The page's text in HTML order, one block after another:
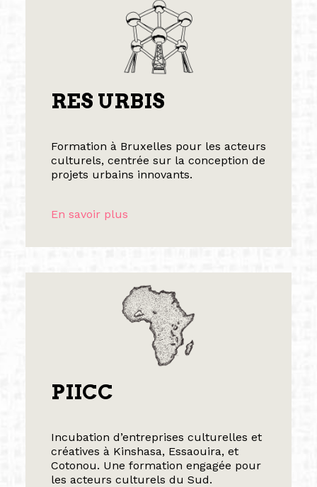
RES URBIS
Formation à Bruxelles pour les acteurs
culturels, centrée sur la conception de
projets urbains innovants.
En savoir plus
PIICC
Incubation d’entreprises culturelles et
créatives à Kinshasa, Essaouira, et
Cotonou. Une formation engagée pour
les acteurs culturels du Sud.